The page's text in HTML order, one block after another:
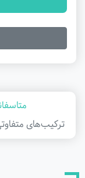
ترکیب‌های